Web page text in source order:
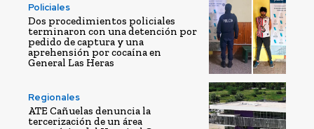
Policiales
Dos procedimientos policiales
terminaron con una detención por
pedido de captura y una
aprehensión por cocaína en
General Las Heras
Regionales
ATE Cañuelas denuncia la
tercerización de un área